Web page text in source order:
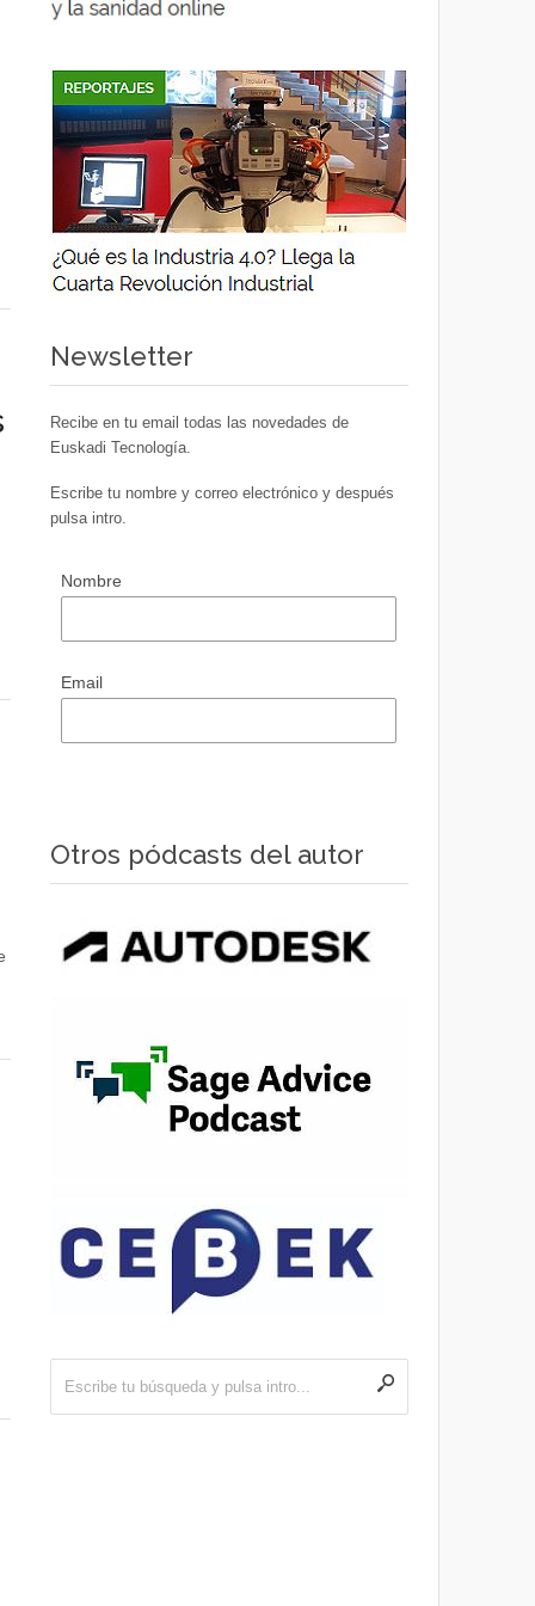
Newsletter
Recibe en tu email todas las novedades de
Euskadi Tecnología.
Escribe tu nombre y correo electrónico y después
pulsa intro.
Nombre
Email
Otros pódcasts del autor